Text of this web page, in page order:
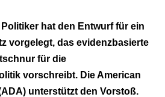
Zeugen einer Politisierung
Gesundheit!“
sollte dieses
mittragen!“
hat den Entwurf für ein
vorgelegt, das evidenzbasierte
für die
vorschreibt. Die American
unterstützt den Vorstoß.